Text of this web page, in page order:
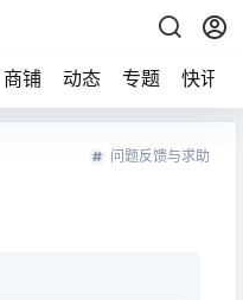
商铺 动态 专题 快讯
问题反馈与求助